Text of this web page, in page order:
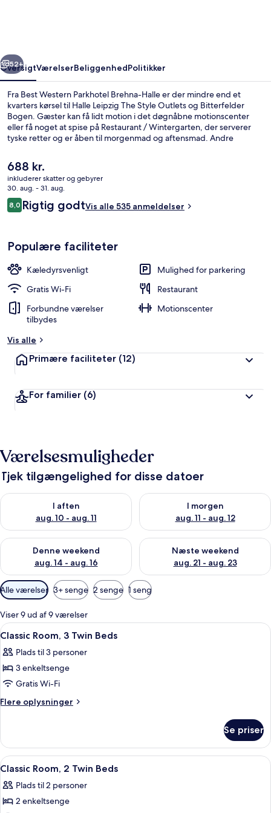
Næste
52+
OversigtVærelserBeliggenhedPolitikker
Fra Best Western Parkhotel Brehna-Halle er der mindre end et
kvarters kørsel til Halle Leipzig The Style Outlets og Bitterfelder
Bogen. Gæster kan få lidt motion i det døgnåbne motionscenter
eller få noget at spise på Restaurant / Wintergarten, der serverer
tyske retter og er åben til morgenmad og aftensmad. Andre
snackbar/deli. Rejsende har godt at sige om stedets hjælpsomme
personale og generelle forhold.
Den
nuværende
pris
er
688 kr.
688 kr.
inkluderer skatter og gebyrer
30. aug. - 31. aug.
Anmeldelser
8,08,0 ud af 10.
Rigtig godtVis alle 535 anmeldelser
Populære faciliteter
Kæledyrsvenligt
Mulighed for parkering
Gratis Wi-Fi
Restaurant
Forbundne værelser
tilbydes
Motionscenter
Vis alle
Primære faciliteter (12)
For familier (6)
Værelsesmuligheder
Tjek tilgængelighed for disse datoer
I aften
aug. 10 - aug. 11
Tjek tilgængelighed for i aften aug. 10 - aug. 11
I morgen
aug. 11 - aug. 12
Tjek tilgængelighed for i
Denne weekend
aug. 14 - aug. 16
Tjek tilgængelighed for denne weekend aug. 14 - aug. 16
Næste weekend
aug. 21 - aug. 23
Tjek tilgængelighed for næste
Tilgængelige
filtre
for
værelser
Alle værelser 3+ senge 2 senge 1 seng
Viser 9 ud af 9 værelser
Indlæs
alle
billeder
af
Classic
Room,
Beds
Et hotelværelse med tre senge, et
6
Classic Room, 3 Twin Beds
Plads til 3 personer
3 enkeltsenge
Gratis Wi-Fi
Flere oplysninger
Flere
Room,
Twin
Se priser
Indlæs
alle
billeder
af
Et hotelværelse med en seng, et
5
Classic Room, 2 Twin Beds
Plads til 2 personer
2 enkeltsenge